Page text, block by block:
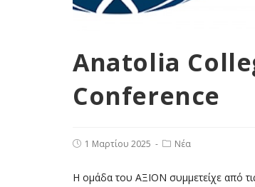
Anatolia
Conference
1 Μαρτίου 2025 Νέα
Η ομάδα του ΑΞΙΟΝ συμμετείχε από